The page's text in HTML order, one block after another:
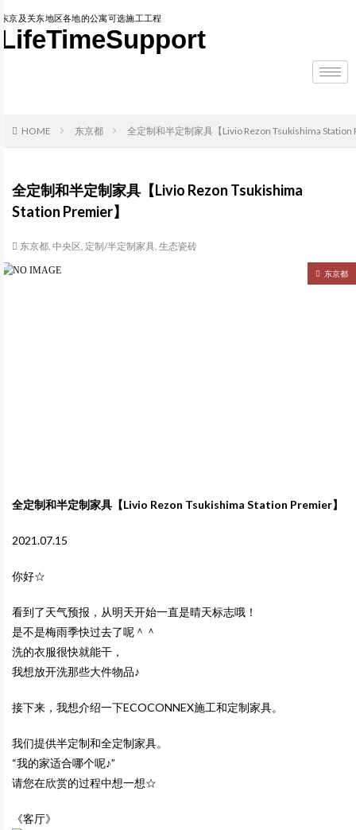
东京及关东地区各地的公寓可选施工工程
LifeTimeSupport
HOME 东京都 全定制和半定制家具【Livio Rezon Tsukishima
全定制和半定制家具【Livio Rezon Tsukishima
Station Premier】
东京都, 中央区, 定制/半定制家具, 生态瓷砖
东京都
全定制和半定制家具【Livio Rezon Tsukishima Station Premier】
2021.07.15
你好☆
看到了天气预报，从明天开始一直是晴天标志哦！
是不是梅雨季快过去了呢＾＾
洗的衣服很快就能干，
我想放开洗那些大件物品♪
接下来，我想介绍一下ECOCONNEX施工和定制家具。
我们提供半定制和全定制家具。
“我的家适合哪个呢♪”
请您在欣赏的过程中想一想☆
《客厅》